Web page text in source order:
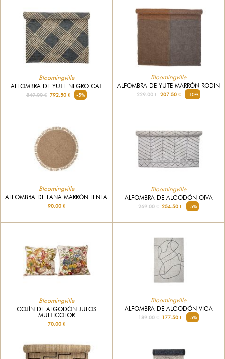
Bloomingville
ALFOMBRA DE YUTE NEGRO CAT
849.00 €792.50 € -5%
Bloomingville
ALFOMBRA DE YUTE MARRÓN RODIN
229.00 € 207.50 € -10%
Bloomingville
ALFOMBRA DE LANA MARRÓN LENEA
90.00 €
Bloomingville
ALFOMBRA DE ALGODÓN OIVA
269.00 € 254.50 € -5%
Bloomingville
COJÍN DE ALGODÓN JULOS
MULTICOLOR
70.00 €
Bloomingville
ALFOMBRA DE ALGODÓN VIGA
189.00 € 177.50 € -5%